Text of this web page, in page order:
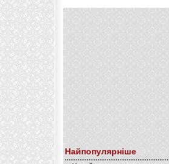
Найпопулярніше